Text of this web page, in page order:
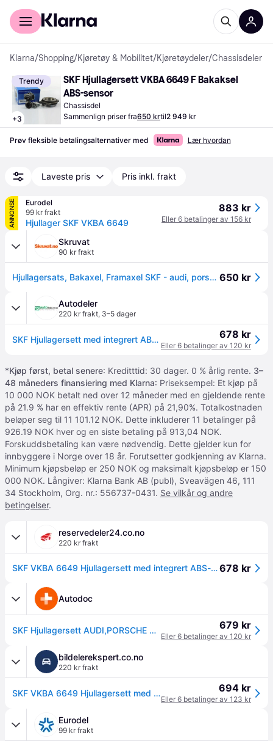
For kunder
Klarna/Shopping/Kjøretøy & Mobilitet/Kjøretøydeler/Chassisdeler
Trendy
+3
SKF Hjullagersett VKBA 6649 F Bakaksel
ABS-sensor
Chassisdel
Sammenlign priser fra650 krtil2 949 kr
Prøv fleksible betalingsalternativer med Lær hvordan
Laveste pris Pris inkl. frakt
ANNONSE
Eurodel
99 kr frakt
Hjullager SKF VKBA 6649
883 kr
Eller 6 betalinger av 156 kr
Skruvat
90 kr frakt
Hjullagersats, Bakaxel, Framaxel SKF - audi, porsche - OE 4H0 498 625 A, 4H0 498 625 B, 4H0 498 625 D 650 kr
Autodeler
220 kr frakt, 3–5 dager
SKF Hjullagersett med integrert ABS-sensor VKBA 6649 AUDI,PORSCHE 678 kr
Eller 6 betalinger av 120 kr
*Kjøp først, betal senere: Kreditttid: 30 dager. 0 % årlig rente. 3–
48 måneders finansiering med Klarna: Priseksempel: Et kjøp på
10 000 NOK betalt ned over 12 måneder med en gjeldende rente
på 21.9 % har en effektiv rente (APR) på 21,90%. Totalkostnaden
beløper seg til 11 101.12 NOK. Dette inkluderer 11 betalinger på
926.19 NOK hver og en siste betaling på 913,04 NOK.
Forskuddsbetaling kan være nødvendig. Dette gjelder kun for
innbyggere i Norge over 18 år. Forutsetter godkjenning av Klarna.
Minimum kjøpsbeløp er 250 NOK og maksimalt kjøpsbeløp er 150
000 NOK. Långiver: Klarna Bank AB (publ), Sveavägen 46, 111
34 Stockholm, Org. nr.: 556737-0431. Se vilkår og andre
betingelser.
reservedeler24.co.no
220 kr frakt
SKF VKBA 6649 Hjullagersett med integrert ABS-sensor678 kr
Autodoc
SKF Hjullagersett AUDI,PORSCHE VKBA 6649 4H0498625D,4H0498625E,4H0498625F 4S0598625,L8KD407625,4H0498625,4H0498625A,4H0498625B 679 kr
Eller 6 betalinger av 120 kr
bildelerekspert.co.no
220 kr frakt
SKF VKBA 6649 Hjullagersett med integrert ABS-sensor 694 kr
Eller 6 betalinger av 123 kr
Eurodel
99 kr frakt